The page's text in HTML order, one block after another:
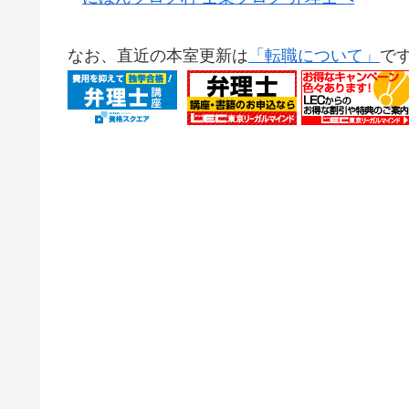
なお、直近の本室更新は 「転職について」 で